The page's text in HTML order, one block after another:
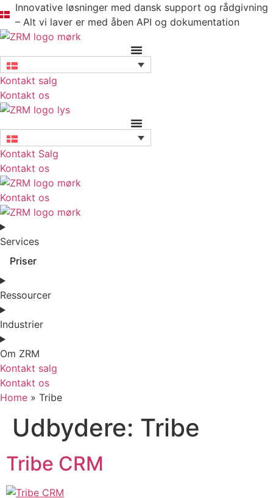
Videre
til
indhold
Innovative løsninger med dansk support og rådgivning
– Alt vi laver er med åben API og dokumentation
Kontakt salg
Kontakt os
Kontakt Salg
Kontakt os
Kontakt os
Services
Priser
Ressourcer
Industrier
Om ZRM
Kontakt salg
Kontakt os
Home » Tribe
Udbydere: Tribe
Tribe CRM